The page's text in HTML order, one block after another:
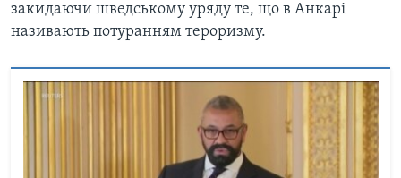
закидаючи шведському уряду те, що в Анкарі
називають потуранням тероризму.